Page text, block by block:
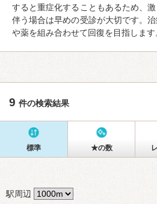
すると重症化することもあるため、
伴う場合は早めの受診が大切です。
や薬を組み合わせて回復を目指します
9 件の検索結果
標準 ★の数
駅周辺